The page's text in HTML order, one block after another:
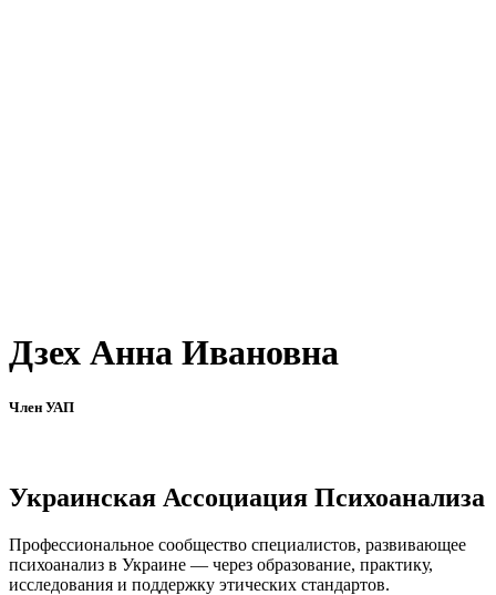
Дзех Анна Ивановна
Член УАП
Украинская Ассоциация Психоанализа
Профессиональное сообщество специалистов, развивающее
психоанализ в Украине — через образование, практику,
исследования и поддержку этических стандартов.